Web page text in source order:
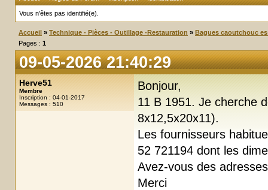
Vous n'êtes pas identifié(e).
Accueil » Technique - Pièces - Outillage -Restauration » Bagues caoutchouc
Pages : 1
09-05-2026 21:40:29
Herve51
Membre
Inscription : 04-01-2017
Messages : 510
Bonjour,
11 B 1951. Je cherche
8x12,5x20x11).
Les fournisseurs
52 721194 dont les
Avez-vous des
Merci